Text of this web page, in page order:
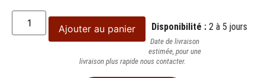
Ajouter au panier Disponibilité : 2 à 5 jours
Date de livraison
estimée, pour une
livraison plus rapide nous contacter.